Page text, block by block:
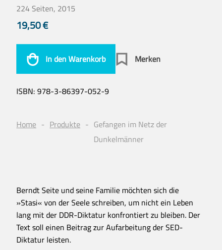
224 Seiten, 2015
19,50€
In den Warenkorb Merken
ISBN:978-3-86397-052-9
Home Produkte
Gefangen im Netz der
Dunkelmänner
Berndt Seite und seine Familie möchten sich die
»Stasi« von der Seele schreiben, um nicht ein Leben
lang mit der DDR-Diktatur konfrontiert zu bleiben. Der
Text soll einen Beitrag zur Aufarbeitung der SED-
Diktatur leisten.